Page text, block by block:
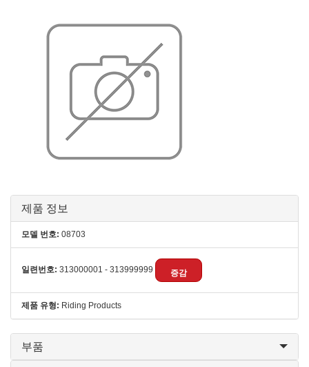
제품 정보
모델 번호: 08703
일련번호: 313000001 - 313999999 증감
제품 유형: Riding Products
부품